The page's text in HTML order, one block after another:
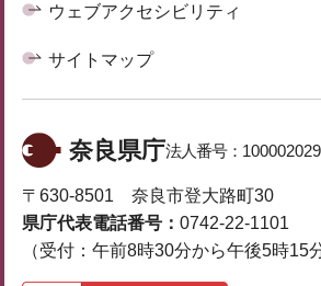
ウェブアクセシビリティ
サイトマップ
奈良県庁法人番号：
〒630-8501 奈良市登大路町30
県庁代表電話番号： 0742-22-1101
（受付：午前8時30分から午後5時15